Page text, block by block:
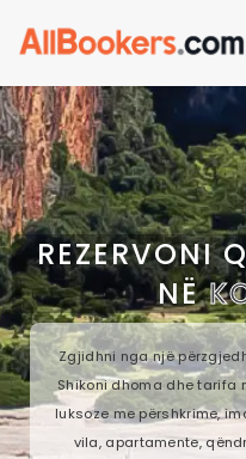
REZERVONI
NË
Zgjidhni nga një
Shikoni dhoma dhe tarifa
luksoze me përshkrime,
vila, apartamente,